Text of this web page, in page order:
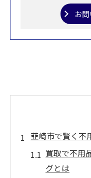
お
韮崎市で賢く不
買取で不用
グとは